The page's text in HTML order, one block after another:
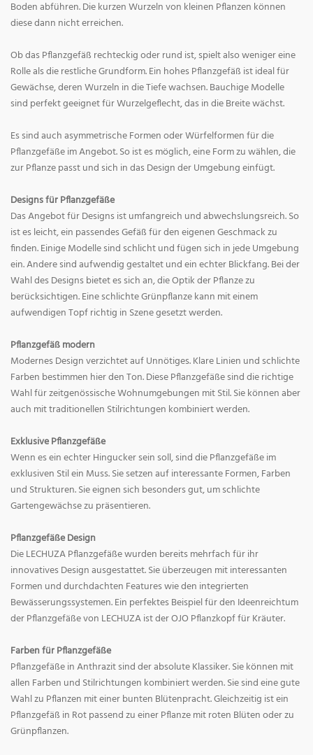
Boden abführen. Die kurzen Wurzeln von kleinen Pflanzen können
diese dann nicht erreichen.
Ob das Pflanzgefäß rechteckig oder rund ist, spielt also weniger eine
Rolle als die restliche Grundform. Ein hohes Pflanzgefäß ist ideal für
Gewächse, deren Wurzeln in die Tiefe wachsen. Bauchige Modelle
sind perfekt geeignet für Wurzelgeflecht, das in die Breite wächst.
Es sind auch asymmetrische Formen oder Würfelformen für die
Pflanzgefäße im Angebot. So ist es möglich, eine Form zu wählen, die
zur Pflanze passt und sich in das Design der Umgebung einfügt.
Designs für Pflanzgefäße
Das Angebot für Designs ist umfangreich und abwechslungsreich. So
ist es leicht, ein passendes Gefäß für den eigenen Geschmack zu
finden. Einige Modelle sind schlicht und fügen sich in jede Umgebung
ein. Andere sind aufwendig gestaltet und ein echter Blickfang. Bei der
Wahl des Designs bietet es sich an, die Optik der Pflanze zu
berücksichtigen. Eine schlichte Grünpflanze kann mit einem
aufwendigen Topf richtig in Szene gesetzt werden.
Pflanzgefäß modern
Modernes Design verzichtet auf Unnötiges. Klare Linien und schlichte
Farben bestimmen hier den Ton. Diese Pflanzgefäße sind die richtige
Wahl für zeitgenössische Wohnumgebungen mit Stil. Sie können aber
auch mit traditionellen Stilrichtungen kombiniert werden.
Exklusive Pflanzgefäße
Wenn es ein echter Hingucker sein soll, sind die Pflanzgefäße im
exklusiven Stil ein Muss. Sie setzen auf interessante Formen, Farben
und Strukturen. Sie eignen sich besonders gut, um schlichte
Gartengewächse zu präsentieren.
Pflanzgefäße Design
Die LECHUZA Pflanzgefäße wurden bereits mehrfach für ihr
innovatives Design ausgestattet. Sie überzeugen mit interessanten
Formen und durchdachten Features wie den integrierten
Bewässerungssystemen. Ein perfektes Beispiel für den Ideenreichtum
der Pflanzgefäße von LECHUZA ist der OJO Pflanzkopf für Kräuter.
Farben für Pflanzgefäße
Pflanzgefäße in Anthrazit sind der absolute Klassiker. Sie können mit
allen Farben und Stilrichtungen kombiniert werden. Sie sind eine gute
Wahl zu Pflanzen mit einer bunten Blütenpracht. Gleichzeitig ist ein
Pflanzgefäß in Rot passend zu einer Pflanze mit roten Blüten oder zu
Grünpflanzen.